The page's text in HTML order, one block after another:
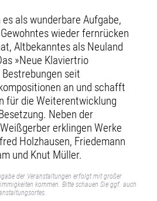
als wunderbare Aufgabe,
wieder fernrücken
Altbekanntes als Neuland
»Neue Klaviertrio
seit
an und schafft
für die Weiterentwicklung
Neben der
erklingen Werke
Holzhausen, Friedemann
und Knut Müller.
der Veranstaltungen erfolgt mit großer
kommen. Bitte schauen Sie ggf. auch